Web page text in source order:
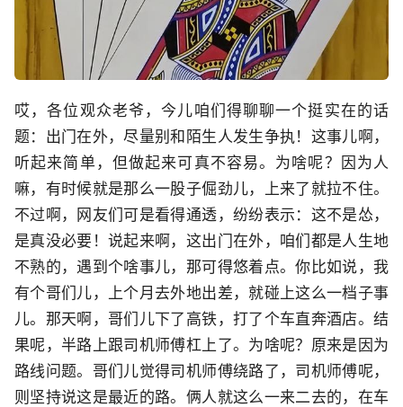
哎，各位观众老爷，今儿咱们得聊聊一个挺实在的话
题：出门在外，尽量别和陌生人发生争执！这事儿啊，
听起来简单，但做起来可真不容易。为啥呢？因为人
嘛，有时候就是那么一股子倔劲儿，上来了就拉不住。
不过啊，网友们可是看得通透，纷纷表示：这不是怂，
是真没必要！说起来啊，这出门在外，咱们都是人生地
不熟的，遇到个啥事儿，那可得悠着点。你比如说，我
有个哥们儿，上个月去外地出差，就碰上这么一档子事
儿。那天啊，哥们儿下了高铁，打了个车直奔酒店。结
果呢，半路上跟司机师傅杠上了。为啥呢？原来是因为
路线问题。哥们儿觉得司机师傅绕路了，司机师傅呢，
则坚持说这是最近的路。俩人就这么一来二去的，在车